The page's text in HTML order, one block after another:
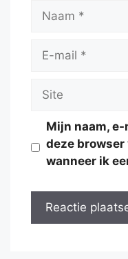
Naam
Site
Mijn naam,
deze browser
wanneer ik